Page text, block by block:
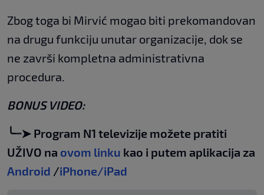
Zbog toga bi Mirvić mogao biti prekomandovan
na drugu funkciju unutar organizacije, dok se
ne završi kompletna administrativna
procedura.
BONUS VIDEO:
╰┈➤ Program N1 televizije možete pratiti
UŽIVO na ovom linku kao i putem aplikacija za
Android /iPhone/iPad